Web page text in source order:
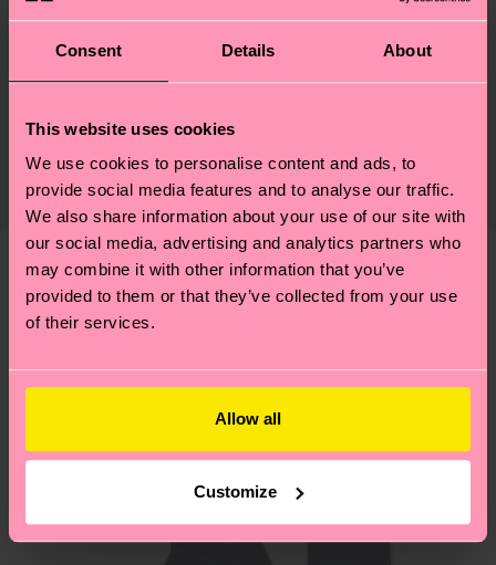
Consent Details About
This website uses cookies
We use cookies to personalise content and ads, to
provide social media features and to analyse our traffic.
We also share information about your use of our site with
our social media, advertising and analytics partners who
may combine it with other information that you’ve
provided to them or that they’ve collected from your use
of their services.
Allow all
Customize
Materials
Zertifizierungen – es geht auch um eine ethische
Lieferkette, die Reduzierung von Emissionen, die
richtige Pflege von Socken und VIELES MEHR!
Weitere Informationen sowie Tipps und Tricks
findest du auf unsererNachhaltigkeitsseite .
Die Lieferzeit hängt vom Zielland der Bestellung
ab und unsere länderspezifische Versandübersicht
findest duhier. Die Lieferzeit beginnt sobald
deine Bestellung versandt wurde. Bitte bedenke,
dass es sich hierbei um einen Richtwert handelt
und die genaue Lieferzeit von der lokalen Post in
deinem Land abhängt.
Du hast Fragen zu einer Retoure? In unserem
Hilfebereich im ArtikelRetouren
am häufigsten gestellten Fragen.
Ähnliche muster
Neuheit